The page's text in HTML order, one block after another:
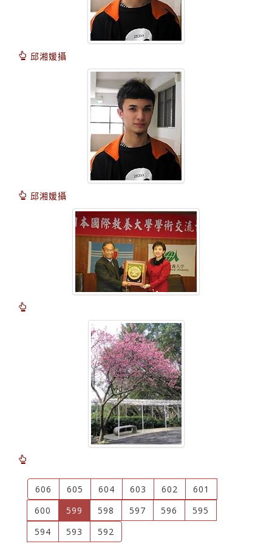
邱湘媛攝
邱湘媛攝
606 605 604 603 602
601
600
599 (current)
598 597 596
595
594
593 592